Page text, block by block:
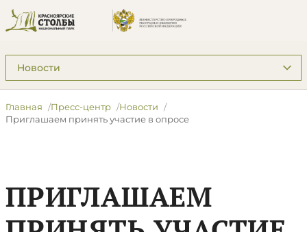
Подразделы: Пресс-центр
Главная Пресс-центр
Новости
​Приглашаем принять участие в опросе
​ПРИГЛАШАЕМ